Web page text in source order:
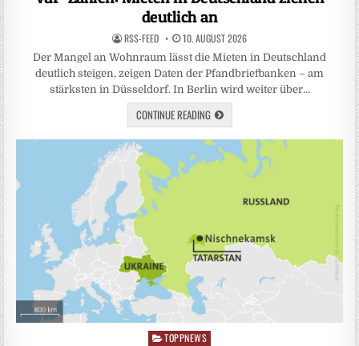
deutlich an
RSS-FEED 10. AUGUST 2026
Der Mangel an Wohnraum lässt die Mieten in Deutschland
deutlich steigen, zeigen Daten der Pfandbriefbanken – am
stärksten in Düsseldorf. In Berlin wird weiter über…
CONTINUE READING
Posted
TOPPNEWS